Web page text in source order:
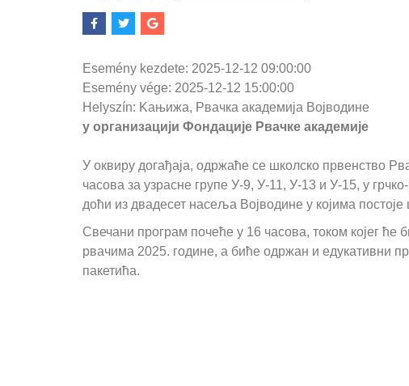
Esemény kezdete: 2025-12-12 09:00:00
Esemény vége: 2025-12-12 15:00:00
Helyszín: Kaњижа, Рвачка академија Војводине
у организацији Фондације Рвачке академије
У оквиру догађаја, одржаће се школско првенство
часова за узрасне групе У-9, У-11, У-13 и У-15, у
доћи из двадесет насеља Војводине у којима
Свечани програм почеће у 16 часова, током којег ће
рвачима 2025. године, а биће одржан и едукативни
пакетића.